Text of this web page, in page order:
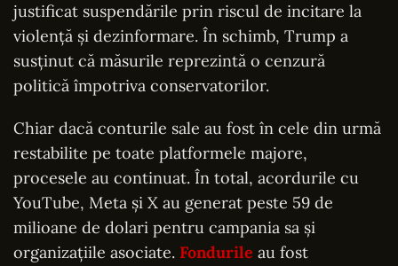
justificat suspendările prin riscul de incitare la
violență și dezinformare. În schimb, Trump a
susținut că măsurile reprezintă o cenzură
politică împotriva conservatorilor.
Chiar dacă conturile sale au fost în cele din urmă
restabilite pe toate platformele majore,
procesele au continuat. În total, acordurile cu
YouTube, Meta și X au generat peste 59 de
milioane de dolari pentru campania sa și
organizațiile asociate. Fondurile au fost